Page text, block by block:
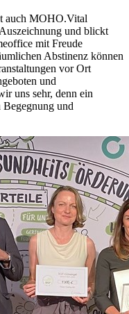
auch MOHO.Vital
und blickt
mit Freude
Abstinenz können
vor Ort
und
uns sehr, denn ein
und